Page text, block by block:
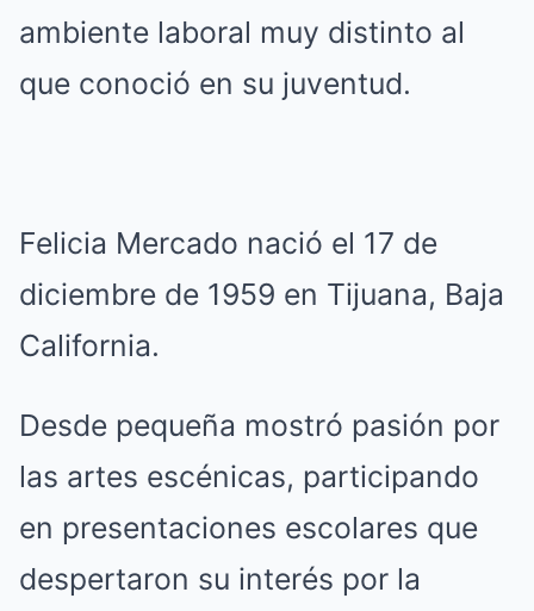
ambiente laboral muy distinto al
que conoció en su juventud.
Felicia Mercado nació el 17 de
diciembre de 1959 en Tijuana, Baja
California.
Desde pequeña mostró pasión por
las artes escénicas, participando
en presentaciones escolares que
despertaron su interés por la